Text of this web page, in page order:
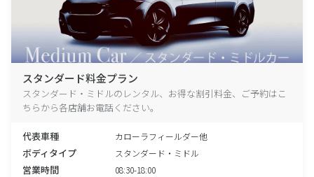
スタンダード料金プラン
スタンダード・ミドルのレンタル、お得な割引料金、ご予約はこ
ちらから各店舗お電話ください。
代表車種 カローラフィールダー他
ボディタイプ スタンダード・ミドル
営業時間 08:30-18:00